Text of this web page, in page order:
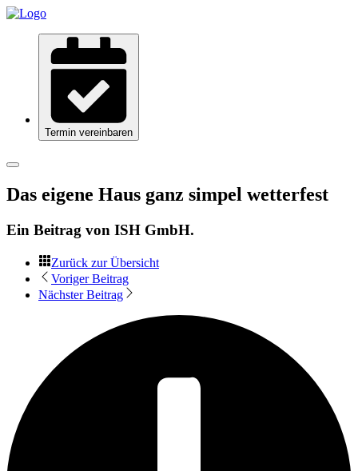
Termin vereinbaren
Das eigene Haus ganz simpel wetterfest
Ein Beitrag von ISH GmbH.
Zurück zur Übersicht
Voriger Beitrag
Nächster Beitrag